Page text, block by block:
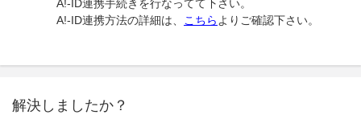
A!-ID連携手続きを行なってて下さい。
A!-ID連携方法の詳細は、 こちらよりご確認下さい。
解決しましたか？